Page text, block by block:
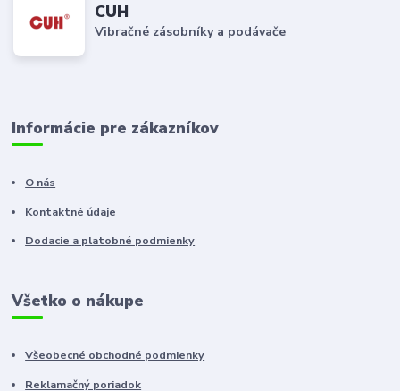
CUH
Vibračné zásobníky a podávače
Informácie pre zákazníkov
O nás
Kontaktné údaje
Dodacie a platobné podmienky
Všetko o nákupe
Všeobecné obchodné podmienky
Reklamačný poriadok